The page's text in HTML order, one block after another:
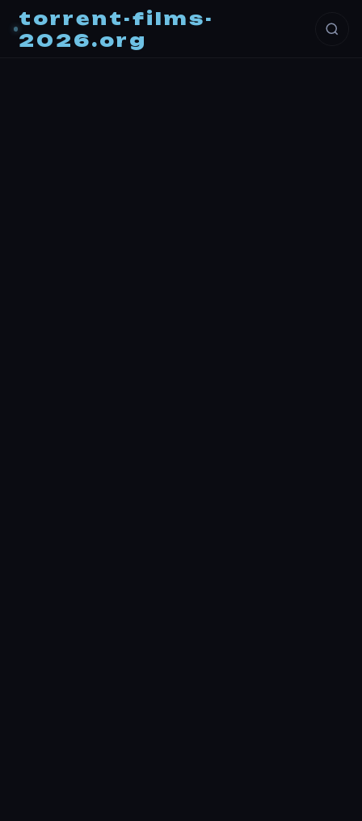
torrent-films-
2026.org